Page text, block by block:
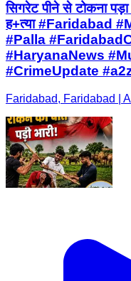
सिगरेट पीने से टोकना
ह+त्या #Faridabad
#Palla
#HaryanaNews
#CrimeUpdate
Faridabad, Faridabad |